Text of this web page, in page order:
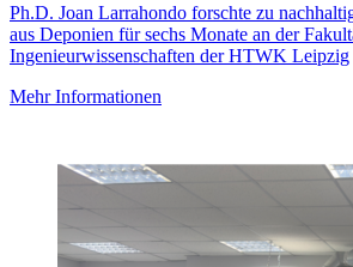
Ph.D. Joan Larrahondo forschte zu
aus Deponien für sechs Monate an der
Ingenieurwissenschaften der HTWK Leipzig
Mehr Informationen